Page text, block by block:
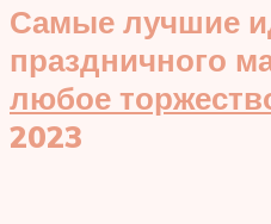
Самые лучшие
праздничного
любое
2023